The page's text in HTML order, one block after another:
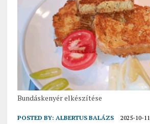
Bundáskenyér elkészítése
POSTED BY: ALBERTUS BALÁZS 2025-10-11